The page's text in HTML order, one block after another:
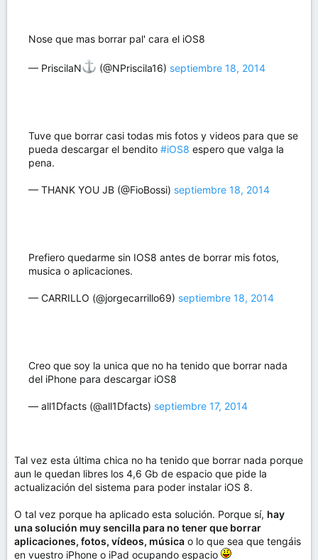
Nose que mas borrar pal' cara el iOS8
— PriscilaN ️ (@NPriscila16) septiembre 18, 2014
Tuve que borrar casi todas mis fotos y videos para que se
pueda descargar el bendito #iOS8 espero que valga la
pena.
— THANK YOU JB (@FioBossi) septiembre 18, 2014
Prefiero quedarme sin IOS8 antes de borrar mis fotos,
musica o aplicaciones.
— CARRILLO (@jorgecarrillo69) septiembre 18, 2014
Creo que soy la unica que no ha tenido que borrar nada
del iPhone para descargar iOS8
— all1Dfacts (@all1Dfacts) septiembre 17, 2014
Tal vez esta última chica no ha tenido que borrar nada porque
aun le quedan libres los 4,6 Gb de espacio que pide la
actualización del sistema para poder instalar iOS 8.
O tal vez porque ha aplicado esta solución. Porque sí, hay
una solución muy sencilla para no tener que borrar
aplicaciones, fotos, vídeos, música o lo que sea que tengáis
en vuestro iPhone o iPad ocupando espacio